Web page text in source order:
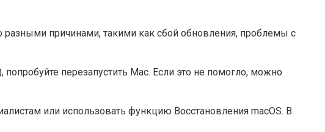
причинами, такими как сбой обновления, проблемы с
перезапустить Mac. Если это не помогло, можно
или использовать функцию Восстановления macOS. В